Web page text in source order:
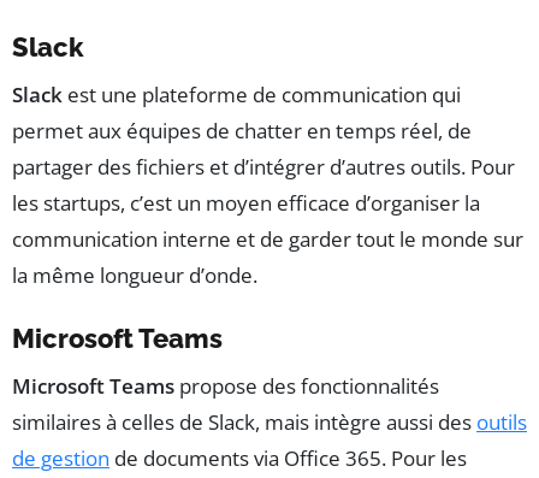
Slack
Slack est une plateforme de communication qui
permet aux équipes de chatter en temps réel, de
partager des fichiers et d’intégrer d’autres outils. Pour
les startups, c’est un moyen efficace d’organiser la
communication interne et de garder tout le monde sur
la même longueur d’onde.
Microsoft Teams
Microsoft Teams propose des fonctionnalités
similaires à celles de Slack, mais intègre aussi des outils
de gestion de documents via Office 365. Pour les